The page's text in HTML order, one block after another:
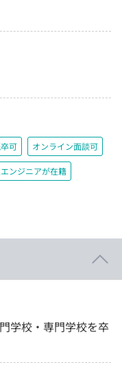
可 オンライン面談可
ンジニアが在籍
学校・専門学校を卒